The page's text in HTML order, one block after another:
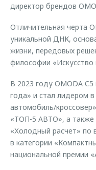
директор брендов
Отличительная черта
уникальной ДНК,
жизни, передовых
философии «Искусство
В 2023 году OMODA
года» и стал лидером
автомобиль/
«ТОП-5 АВТО», а также
«Холодный расчет» по
в категории
национальной премии